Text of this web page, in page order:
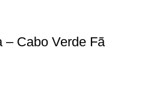
– Cabo Verde Fã